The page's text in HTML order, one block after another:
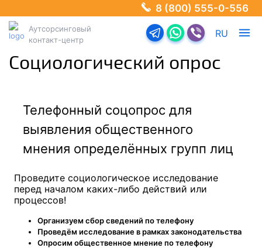
8 (800) 555-0-556
Аутсорсинговый
контакт-центр
Перейти в телеграм-
Перейти в Ватсап
Перейти в
RU
Социологический опрос
Телефонный соцопрос для
выявления общественного
мнения определённых групп лиц
Проведите социологическое исследование
перед началом каких-либо действий или
процессов!
Организуем сбор сведений по телефону
Проведём исследование в рамках законодательства
Опросим общественное мнение по телефону